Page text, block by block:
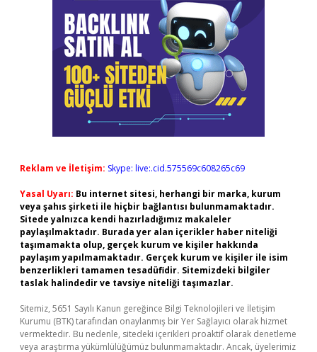
Reklam ve İletişim: Skype: live:.cid.575569c608265c69
Yasal Uyarı: Bu internet sitesi, herhangi bir marka, kurum
veya şahıs şirketi ile hiçbir bağlantısı bulunmamaktadır.
Sitede yalnızca kendi hazırladığımız makaleler
paylaşılmaktadır. Burada yer alan içerikler haber niteliği
taşımamakta olup, gerçek kurum ve kişiler hakkında
paylaşım yapılmamaktadır. Gerçek kurum ve kişiler ile isim
benzerlikleri tamamen tesadüfidir. Sitemizdeki bilgiler
taslak halindedir ve tavsiye niteliği taşımazlar.
Sitemiz, 5651 Sayılı Kanun gereğince Bilgi Teknolojileri ve İletişim
Kurumu (BTK) tarafından onaylanmış bir Yer Sağlayıcı olarak hizmet
vermektedir. Bu nedenle, sitedeki içerikleri proaktif olarak denetleme
veya araştırma yükümlülüğümüz bulunmamaktadır. Ancak, üyelerimiz